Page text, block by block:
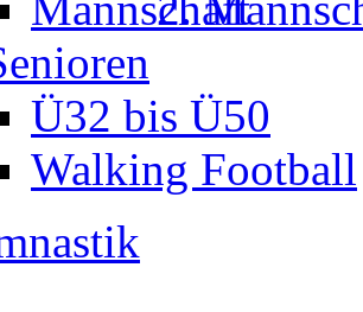
Ü32 bis Ü50
Walking Football